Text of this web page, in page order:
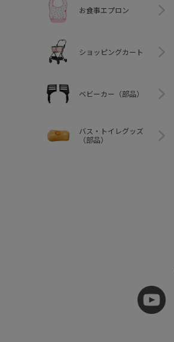
お食事エプロン
ショッピングカート
ベビーカー（部品）
バス・トイレグッズ
（部品）